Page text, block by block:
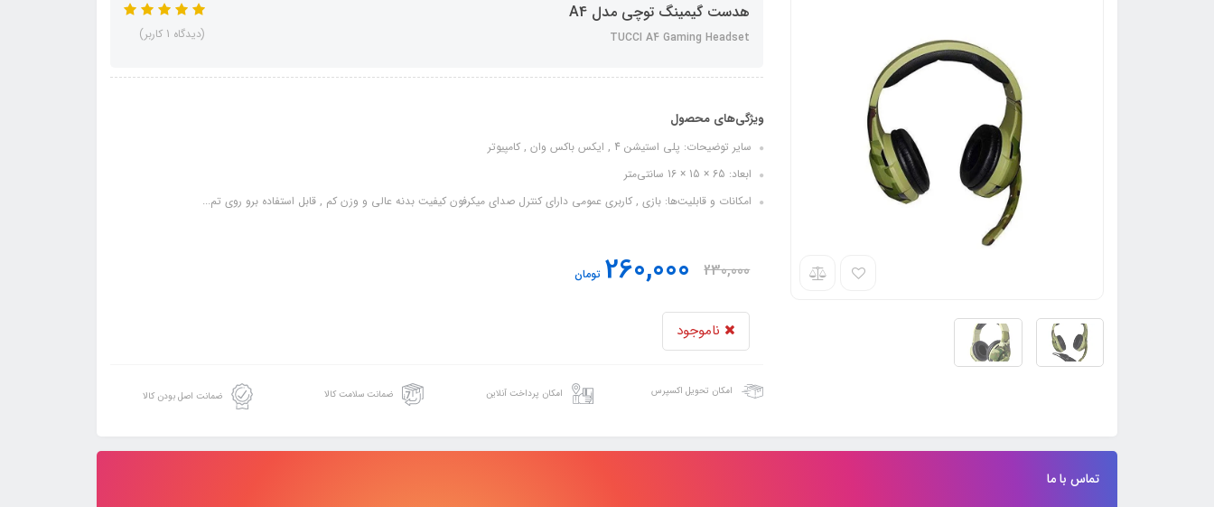
هدست گیمینگ توچی مدل A4
TUCCI A4 Gaming Headset (دیدگاه 1 کاربر)
ویژگی‌های محصول
سایر توضیحات: پلی استیشن 4 , ایکس باکس وان , کامپیوتر
ابعاد: 65 × 15 × 16 سانتی‌متر
امکانات و قابلیت‌ها: بازی , کاربری عمومی دارای کنترل صدای میکرفون کیفیت بدنه عالی و وزن کم , قابل استفاده برو روی تم...
230,000
260,000 تومان
ناموجود
امکان تحویل اکسپرس امکان پرداخت آنلاین ضمانت سلامت کالا ضمانت اصل بودن کالا
تماس با ما